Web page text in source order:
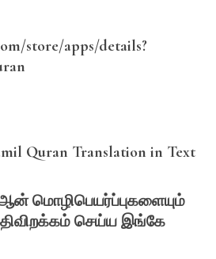
store/apps/details?
Quran Translation in Text
மொழிபெயர்ப்புகளையும்
செய்ய இங்கே